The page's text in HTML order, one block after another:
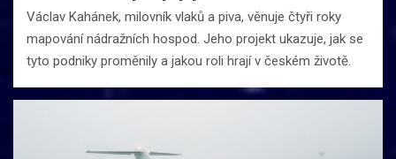
Václav Kahánek, milovník vlaků a piva, věnuje čtyři roky
mapování nádražních hospod. Jeho projekt ukazuje, jak se
tyto podniky proměnily a jakou roli hrají v českém životě.